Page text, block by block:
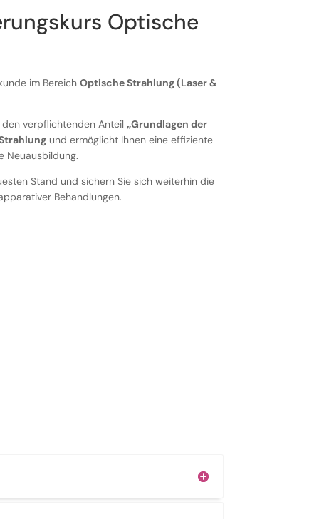
Optische
im BereichOptische Strahlung (Laser &
den verpflichtenden Anteil„Grundlagen der
und ermöglicht Ihnen eine effiziente
Neuausbildung.
Stand und sichern Sie sich weiterhin die
Behandlungen.